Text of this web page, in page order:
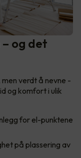
og det
verdt å nevne -
og komfort i ulik
for el-punktene
på plassering av